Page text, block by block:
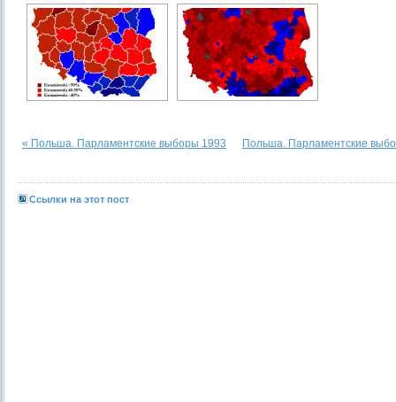
« Польша. Парламентские выборы 1993 Польша. Парламентские
Ссылки на этот пост